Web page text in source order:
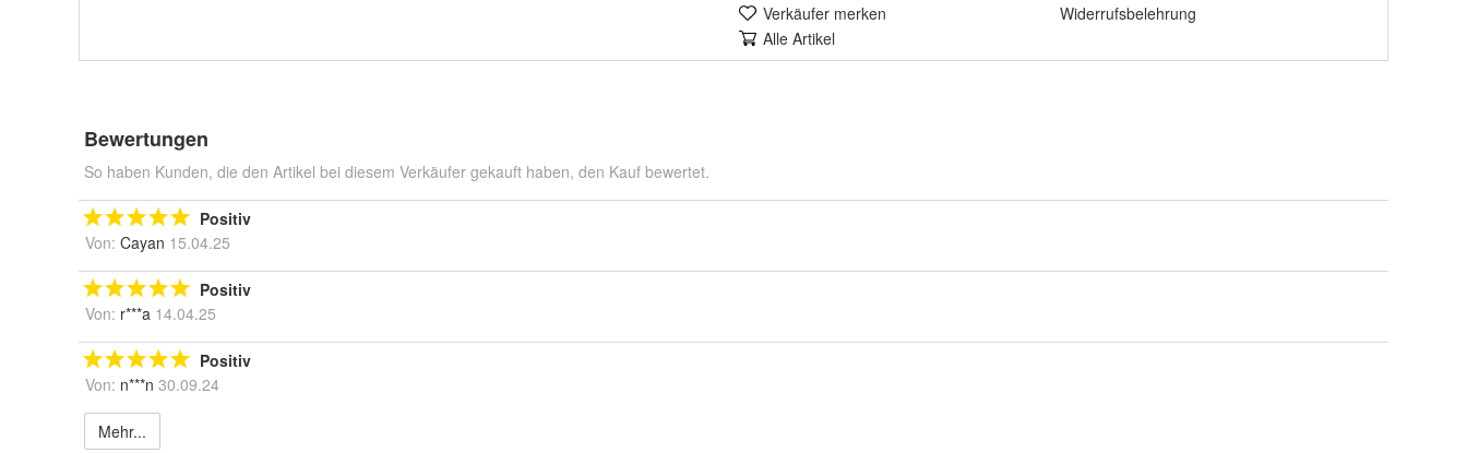
Verkäufer merken
Alle Artikel
Widerrufsbelehrung
Bewertungen
So haben Kunden, die den Artikel bei diesem Verkäufer gekauft haben, den Kauf bewertet.
Positiv
Von: Cayan 15.04.25
Positiv
Von: r***a 14.04.25
Positiv
Von: n***n 30.09.24
Mehr...